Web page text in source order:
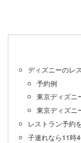
ディズニーのレ
予約例
東京ディズニ
東京ディズニ
レストラン予約
子連れなら11時